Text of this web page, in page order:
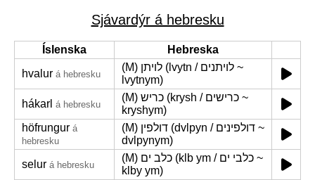
Sjávardýr á hebresku
Íslenska
Hebreska
hvalur á hebresku
(M) לויתן (lvytn / לויתנים ~
lvytnym)
hákarl á hebresku
(M) כריש (krysh / כרישים ~
kryshym)
höfrungur á
hebresku
(M) דולפין (dvlpyn / דולפינים ~
dvlpynym)
selur á hebresku
(M) כלב ים (klb ym / כלבי ים ~
klby ym)